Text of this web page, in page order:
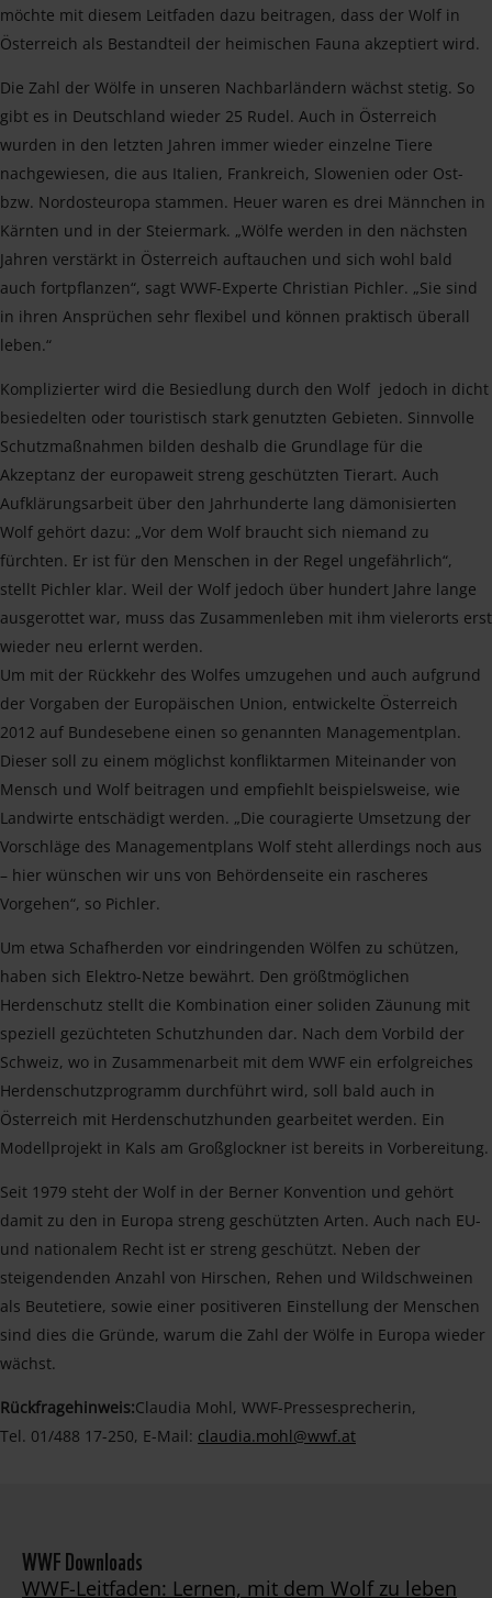
möchte mit diesem Leitfaden dazu beitragen, dass der Wolf in
Österreich als Bestandteil der heimischen Fauna akzeptiert wird.
Die Zahl der Wölfe in unseren Nachbarländern wächst stetig. So
gibt es in Deutschland wieder 25 Rudel. Auch in Österreich
wurden in den letzten Jahren immer wieder einzelne Tiere
nachgewiesen, die aus Italien, Frankreich, Slowenien oder Ost-
bzw. Nordosteuropa stammen. Heuer waren es drei Männchen in
Kärnten und in der Steiermark. „Wölfe werden in den nächsten
Jahren verstärkt in Österreich auftauchen und sich wohl bald
auch fortpflanzen“, sagt WWF-Experte Christian Pichler. „Sie sind
in ihren Ansprüchen sehr flexibel und können praktisch überall
leben.“
Komplizierter wird die Besiedlung durch den Wolf jedoch in dicht
besiedelten oder touristisch stark genutzten Gebieten. Sinnvolle
Schutzmaßnahmen bilden deshalb die Grundlage für die
Akzeptanz der europaweit streng geschützten Tierart. Auch
Aufklärungsarbeit über den Jahrhunderte lang dämonisierten
Wolf gehört dazu: „Vor dem Wolf braucht sich niemand zu
fürchten. Er ist für den Menschen in der Regel ungefährlich“,
stellt Pichler klar. Weil der Wolf jedoch über hundert Jahre lange
ausgerottet war, muss das Zusammenleben mit ihm vielerorts erst
wieder neu erlernt werden.
Um mit der Rückkehr des Wolfes umzugehen und auch aufgrund
der Vorgaben der Europäischen Union, entwickelte Österreich
2012 auf Bundesebene einen so genannten Managementplan.
Dieser soll zu einem möglichst konfliktarmen Miteinander von
Mensch und Wolf beitragen und empfiehlt beispielsweise, wie
Landwirte entschädigt werden. „Die couragierte Umsetzung der
Vorschläge des Managementplans Wolf steht allerdings noch aus
– hier wünschen wir uns von Behördenseite ein rascheres
Vorgehen“, so Pichler.
Um etwa Schafherden vor eindringenden Wölfen zu schützen,
haben sich Elektro-Netze bewährt. Den größtmöglichen
Herdenschutz stellt die Kombination einer soliden Zäunung mit
speziell gezüchteten Schutzhunden dar. Nach dem Vorbild der
Schweiz, wo in Zusammenarbeit mit dem WWF ein erfolgreiches
Herdenschutzprogramm durchführt wird, soll bald auch in
Österreich mit Herdenschutzhunden gearbeitet werden. Ein
Modellprojekt in Kals am Großglockner ist bereits in Vorbereitung.
Seit 1979 steht der Wolf in der Berner Konvention und gehört
damit zu den in Europa streng geschützten Arten. Auch nach EU-
und nationalem Recht ist er streng geschützt. Neben der
steigendenden Anzahl von Hirschen, Rehen und Wildschweinen
als Beutetiere, sowie einer positiveren Einstellung der Menschen
sind dies die Gründe, warum die Zahl der Wölfe in Europa wieder
wächst.
Rückfragehinweis:Claudia Mohl, WWF-Pressesprecherin,
Tel. 01/488 17-250, E-Mail: claudia.mohl@wwf.at
WWF Downloads
WWF-Leitfaden: Lernen, mit dem Wolf zu leben